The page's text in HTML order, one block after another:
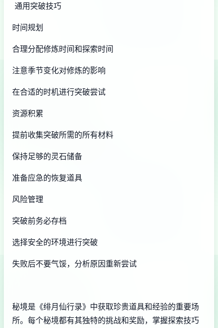
通用突破技巧
时间规划
合理分配修炼时间和探索时间
注意季节变化对修炼的影响
在合适的时机进行突破尝试
资源积累
提前收集突破所需的所有材料
保持足够的灵石储备
准备应急的恢复道具
风险管理
突破前务必存档
选择安全的环境进行突破
失败后不要气馁，分析原因重新尝试
秘境是《绯月仙行录》中获取珍贵道具和经验的重要场
所。每个秘境都有其独特的挑战和奖励，掌握探索技巧